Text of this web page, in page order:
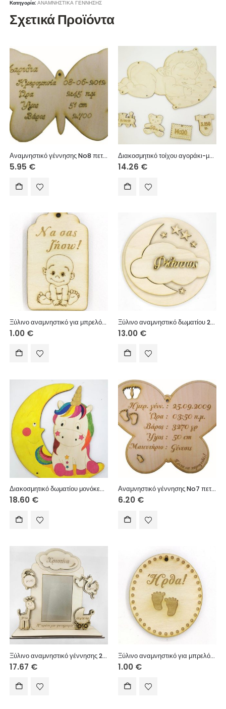
Κατηγορία:ΑΝΑΜΝΗΣΤΙΚΑ ΓΕΝΝΗΣΗΣ
Σχετικά Προϊόντα
Αναμνηστικό γέννησης No8 πεταλούδα 20cm
5.95 €
Διακοσμητικό τοίχου αγοράκι-μαξιλάρι 30cm
14.26 €
Ξύλινο αναμνηστικό για μπρελόκ 6 εκ. (στοιχεία επιλογής σας)
1.00 €
Ξύλινο αναμνηστικό δωματίου 20 εκ. κρεμαστό (στοιχεία επιθυμίας σας)
13.00 €
Διακοσμητικό δωματίου μονόκερος 25cm + 4 αστεράκια χρώμα
18.60 €
Αναμνηστικό γέννησης No7 πεταλούδα 20cm
6.20 €
Ξύλινο αναμνηστικό γέννησης 25 εκ. σταντ κορίτσι (στοιχεία επιθυμίας σας)
17.67 €
Ξύλινο αναμνηστικό για μπρελόκ 6 εκ. (στοιχεία επιλογής σας)
1.00 €